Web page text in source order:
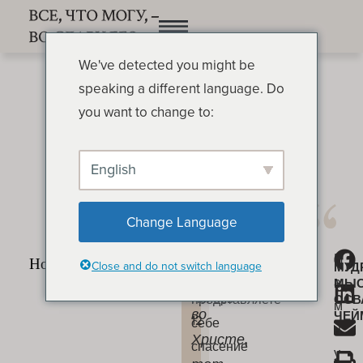
Преображенная жизнь
ОСВАЛЬД ЧЕЙМБЕРС
Преображенная
Ноябрь
12
«Итак,
во
Христе,
вы
представляете
себе
спасение
Н
а
м
н
у
We've detected you might be
speaking a different language. Do
you want to change to:
English
Change Language
Close and do not switch language